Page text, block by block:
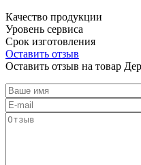
Качество продукции
Уровень сервиса
Срок изготовления
Оставить отзыв
Оставить отзыв на товар